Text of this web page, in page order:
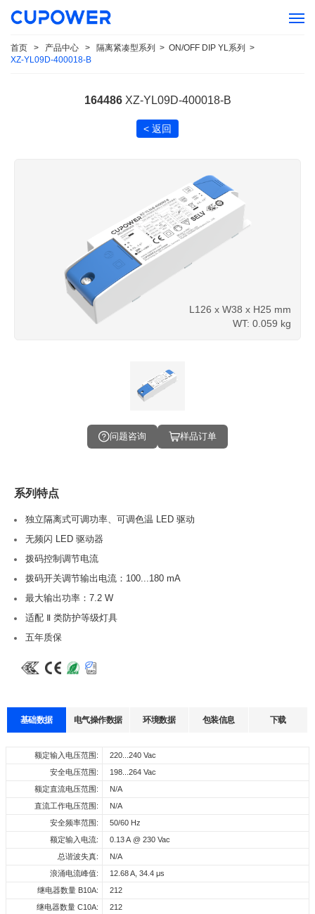
首页 > 产品中心 > 隔离紧凑型系列 > ON/OFF DIP YL系列
>
XZ-YL09D-400018-B
164486 XZ-YL09D-400018-B
< 返回
L126 x W38 x H25 mm
WT: 0.059 kg
问题咨询 样品订单
系列特点
独立隔离式可调功率、可调色温 LED 驱动
无频闪 LED 驱动器
拨码控制调节电流
拨码开关调节输出电流：100...180 mA
最大输出功率：7.2 W
适配 Ⅱ 类防护等级灯具
五年质保
基础数据 电气操作数据 环境数据 包装信息 下载
额定输入电压范围:
220...240 Vac
安全电压范围:
198...264 Vac
额定直流电压范围:
N/A
直流工作电压范围:
N/A
安全频率范围:
50/60 Hz
额定输入电流:
0.13 A @ 230 Vac
总谐波失真:
N/A
浪涌电流峰值:
12.68 A, 34.4 μs
继电器数量 B10A:
212
继电器数量 C10A:
212
型号
输
出
流
输入电压
XZ-YL09D-400018-B
0...
18
0
A
220...240
30...40
工作温度:
-20…+45°C
储存温度:
-25…+85℃
工作湿度:
10%…90%
存储湿度:
5%...90%
驱动器寿命:
at Tc 70°C: 30,000 hrs; at Tc 65°C: 50,000 hrs @230 Vac
最大Tc温度:
65°C
每箱数量:
100 pcs
外箱尺寸:
390 x 262 x 158 mm
整箱重量:
6.58 kg
数据表 认证
Select
164486_XZ-YL09D-
400018-B
下载
Select
CE-LVD_XZ-YL09D-
400018-B
ENEC_XZ-YL09D-
400018-B
CE-EMC_XZ-YL09D-
400018-B
Select
3D_XZ-YL09D-
400018-B
下载
Select
CE声_ON/OFF_DIP_YL系
下载